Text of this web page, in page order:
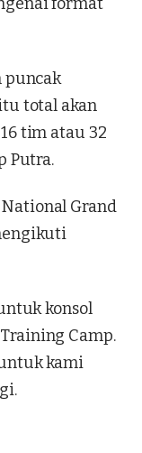
puncak
total akan
tim atau 32
Putra.
Grand
konsol
Camp.
kami